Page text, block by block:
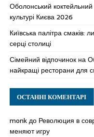
Оболонський
культурі Києва 2026
Київська палітра смаків:
серці столиці
Сімейний відпочинок на
найкращі ресторани для
ОСТАННІ КОМЕНТАРІ
monkдо Революция в
меняют игру